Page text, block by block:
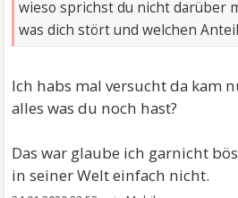
wieso sprichst du nicht darüber
was dich stört und welchen
Ich habs mal versucht da kam
alles was du noch hast?
Das war glaube ich garnicht
in seiner Welt einfach nicht.